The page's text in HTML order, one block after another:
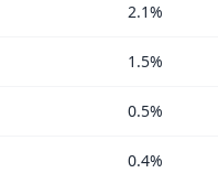
2.1%
1.5%
0.5%
0.4%